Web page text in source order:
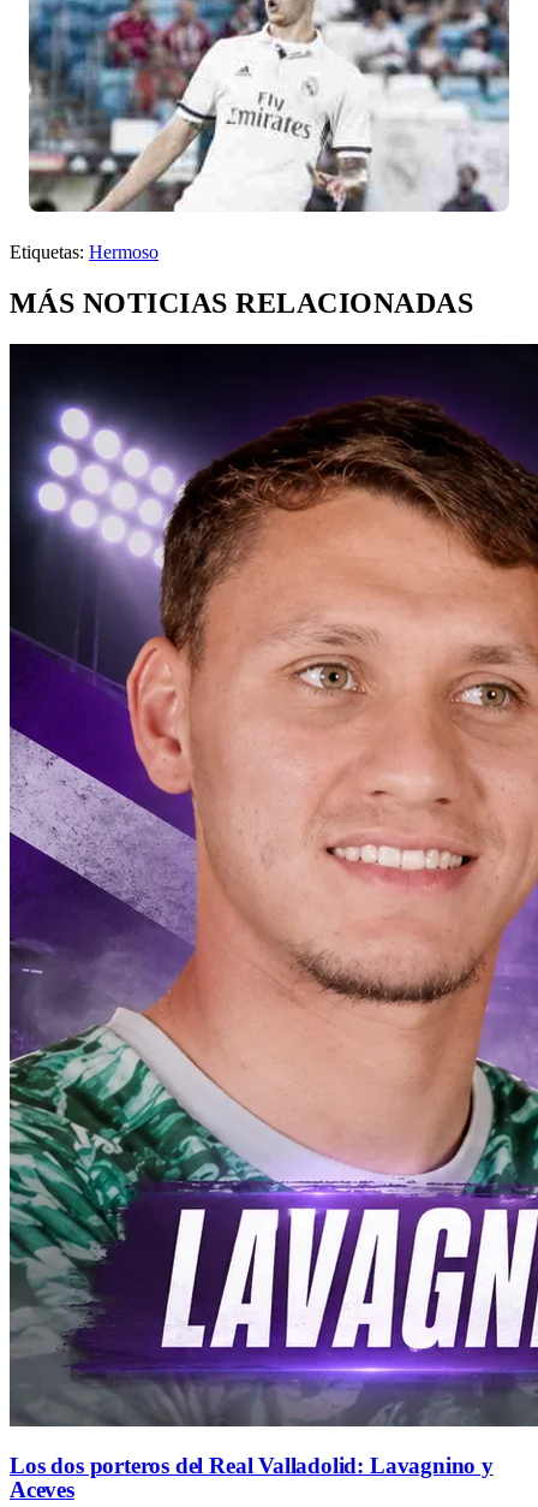
Etiquetas: Hermoso
MÁS NOTICIAS RELACIONADAS
Los dos porteros del Real Valladolid: Lavagnino y
Aceves